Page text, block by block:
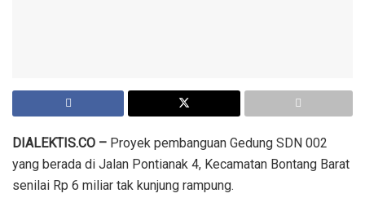
DIALEKTIS.CO – Proyek pembanguan Gedung SDN 002
yang berada di Jalan Pontianak 4, Kecamatan Bontang Barat
senilai Rp 6 miliar tak kunjung rampung.